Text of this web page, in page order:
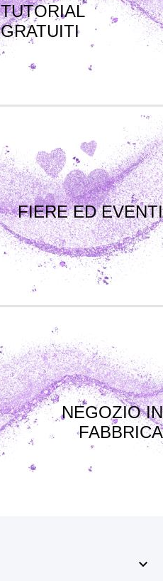
TUTORIAL
GRATUITI
FIERE ED EVENTI
NEGOZIO IN
FABBRICA
